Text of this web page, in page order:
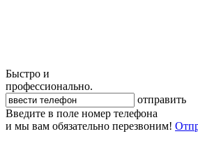
Быстро и
профессионально.
отправить
Введите в поле номер телефона
и мы вам обязательно перезвоним!